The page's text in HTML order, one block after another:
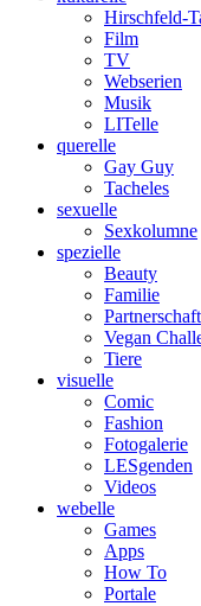
Hirschfeld-
Film
TV
Webserien
Musik
LITelle
querelle
Gay Guy
Tacheles
sexuelle
Sexkolumne
spezielle
Beauty
Familie
Partnerschaft
Vegan
Tiere
visuelle
Comic
Fashion
Fotogalerie
LESgenden
Videos
webelle
Games
Apps
How To
Portale